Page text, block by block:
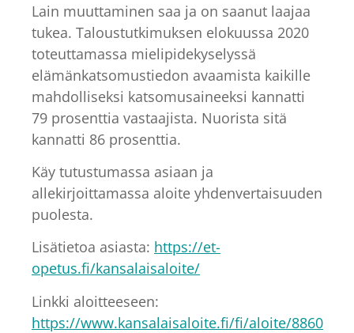
Lain muuttaminen saa ja on saanut laajaa
tukea. Taloustutkimuksen elokuussa 2020
toteuttamassa mielipidekyselyssä
elämänkatsomustiedon avaamista kaikille
mahdolliseksi katsomusaineeksi kannatti
79 prosenttia vastaajista. Nuorista sitä
kannatti 86 prosenttia.
Käy tutustumassa asiaan ja
allekirjoittamassa aloite yhdenvertaisuuden
puolesta.
Lisätietoa asiasta: https://et-
opetus.fi/kansalaisaloite/
Linkki aloitteeseen:
https://www.kansalaisaloite.fi/fi/aloite/8860